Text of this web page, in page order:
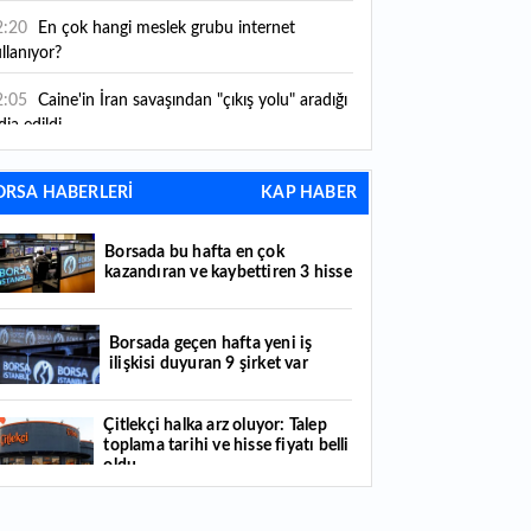
Caine'in İran savaşından "çıkış yolu" aradığı
edildi
"Esnaf ve sanatkara bu yılın ilk yarısında
75 milyar lira finansman sağladık"
Yaratıcılık ve ticaret bir araya geldi: İşte
yeni girişimcilik alanı
paylarının tamamını devralıyor
bölgeye canlılık getirdi
Küresel piyasalarda yeni haftada takip
4 gelişme hangileri olacak?
HABERLERİ KAP HABER
Borsada bu hafta en çok
kazandıran ve kaybettiren 3 hisse
Borsada geçen hafta yeni iş
ilişkisi duyuran 9 şirket var
Çitlekçi halka arz oluyor: Talep
toplama tarihi ve hisse fiyatı belli
oldu